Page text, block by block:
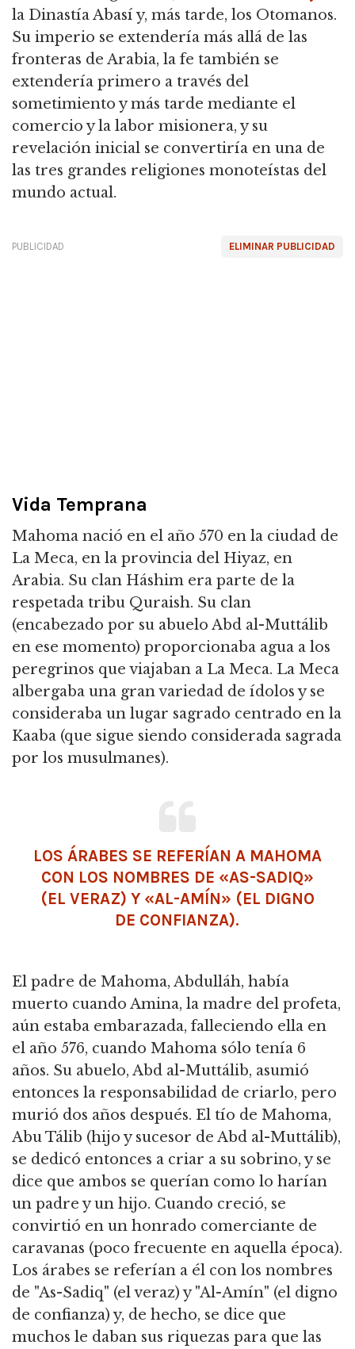
la Dinastía Abasí y, más tarde, los Otomanos.
Su imperio se extendería más allá de las
fronteras de Arabia, la fe también se
extendería primero a través del
sometimiento y más tarde mediante el
comercio y la labor misionera, y su
revelación inicial se convertiría en una de
las tres grandes religiones monoteístas del
mundo actual.
ELIMINAR PUBLICIDAD
PUBLICIDAD
Vida Temprana
Mahoma nació en el año 570 en la ciudad de
La Meca, en la provincia del Hiyaz, en
Arabia. Su clan Háshim era parte de la
respetada tribu Quraish. Su clan
(encabezado por su abuelo Abd al-Muttálib
en ese momento) proporcionaba agua a los
peregrinos que viajaban a La Meca. La Meca
albergaba una gran variedad de ídolos y se
consideraba un lugar sagrado centrado en la
Kaaba (que sigue siendo considerada sagrada
por los musulmanes).
LOS ÁRABES SE REFERÍAN A MAHOMA
CON LOS NOMBRES DE «AS-SADIQ»
(EL VERAZ) Y «AL-AMÍN» (EL DIGNO
DE CONFIANZA).
El padre de Mahoma, Abdulláh, había
muerto cuando Amina, la madre del profeta,
aún estaba embarazada, falleciendo ella en
el año 576, cuando Mahoma sólo tenía 6
años. Su abuelo, Abd al-Muttálib, asumió
entonces la responsabilidad de criarlo, pero
murió dos años después. El tío de Mahoma,
Abu Tálib (hijo y sucesor de Abd al-Muttálib),
se dedicó entonces a criar a su sobrino, y se
dice que ambos se querían como lo harían
un padre y un hijo. Cuando creció, se
convirtió en un honrado comerciante de
caravanas (poco frecuente en aquella época).
Los árabes se referían a él con los nombres
de "As-Sadiq" (el veraz) y "Al-Amín" (el digno
de confianza) y, de hecho, se dice que
muchos le daban sus riquezas para que las